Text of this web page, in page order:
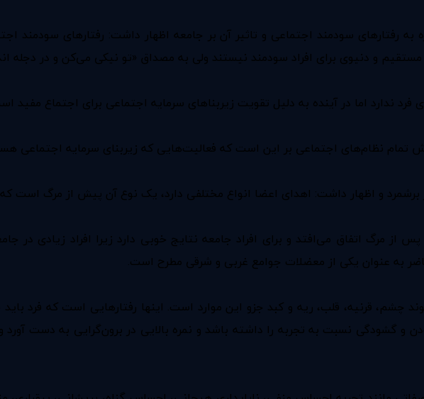
رفتارهای سودمند اجتماعی و تاثیر آن بر جامعه اظهار داشت: رفتارهای سودمند
و دنیوی برای افراد سودمند نیستند ولی به مصداق «تو نیکی می‌کن و در دجله
فرد ندارد اما در آینده به دلیل تقویت زیربناهای سرمایه اجتماعی برای اجتماع
نظام‌های اجتماعی بر این است که فعالیت‌هایی که زیربنای سرمایه اجتماعی
برشمرد و اظهار داشت: اهدای اعضا انواع مختلفی دارد، یک نوع آن پیش از مرگ است
مرگ اتفاق می‌افتد و برای افراد جامعه نتایج خوبی دارد زیرا افراد زیادی در
به عنوان یکی از معضلات جوامع غربی و شرقی مطرح است.
چشم، قرنیه، قلب، ریه و کبد جزو این موارد است. اینها رفتارهایی است که فرد
گشودگی نسبت به تجربه را داشته باشد و نمره بالایی در برون‌گرایی به دست آورد و